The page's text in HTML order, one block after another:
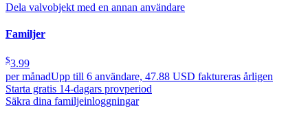
Dela valvobjekt med en annan användare
Familjer
$3.99
per månadUpp till 6 användare, 47.88 USD faktureras årligen
Starta gratis 14-dagars provperiod
Säkra dina familjeinloggningar